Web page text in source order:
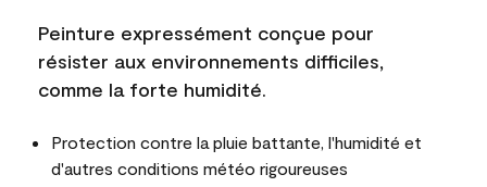
Peinture expressément conçue pour
résister aux environnements difficiles,
comme la forte humidité.
Protection contre la pluie battante, l'humidité et
d'autres conditions météo rigoureuses